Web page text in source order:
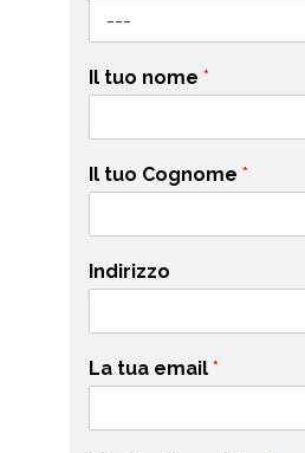
Il tuo nome *
Il tuo Cognome *
Indirizzo
La tua email *